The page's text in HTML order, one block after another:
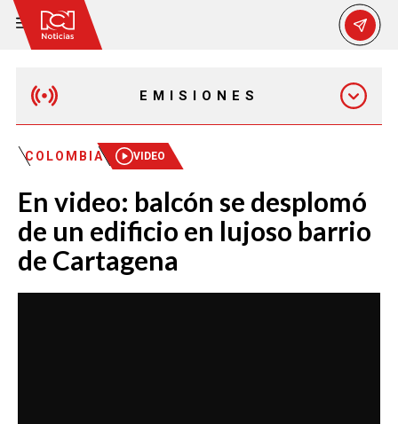
EMISIONES
MAÑANA EXPRESS
EMISIÓN 12:30 PM
EMISIÓN 7:00 PM
COLOMBIA VIDEO
En video: balcón se desplomó
de un edificio en lujoso barrio
de Cartagena